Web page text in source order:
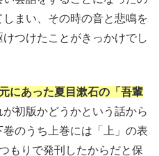
まい、その時の音と悲鳴を
つけたことがきっかけでし
にあった夏目漱石の「吾輩
が初版かどうかという話から
のうち上巻には「上」の表
もりで発刊したからだと保